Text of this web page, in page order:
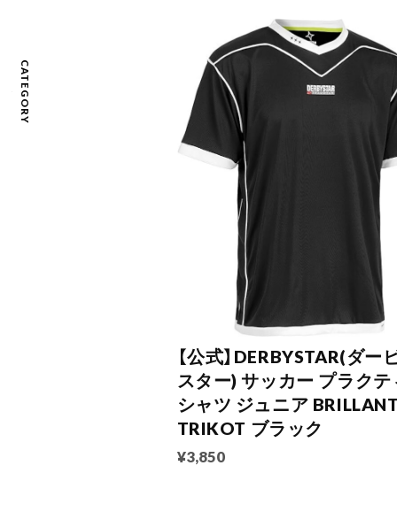
CATEGORY
【公式】DERBYSTAR(ダー
スター) サッカー プラクテ
シャツ ジュニア
TRIKOT ブラック
¥3,850